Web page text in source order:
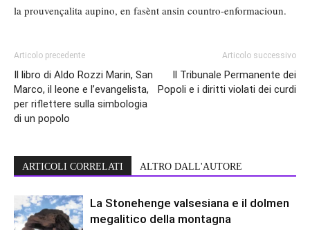
la prouvençalita aupino, en fasènt ansin countro-enformacioun.
Articolo precedente
Il libro di Aldo Rozzi Marin, San
Marco, il leone e l’evangelista,
per riflettere sulla simbologia
di un popolo
Articolo successivo
Il Tribunale Permanente dei
Popoli e i diritti violati dei curdi
ARTICOLI CORRELATI ALTRO DALL'AUTORE
La Stonehenge valsesiana e il dolmen
megalitico della montagna